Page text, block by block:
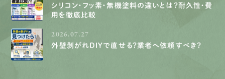
シリコン・フッ素・無機塗料の違いとは？耐久性・費
用を徹底比較
2026.07.27
外壁剥がれDIYで直せる？業者へ依頼すべき？